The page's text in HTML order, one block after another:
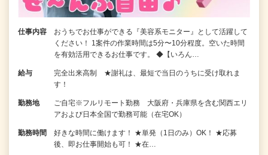
仕事内容
おうちでお仕事ができる『美容系モニター』として活躍して
ください！ 1案件の作業時間は5分〜10分程度。空いた時間
を有効活用できるお仕事です。 ◆【いろん…
給与
完全出来高制 ★謝礼は、最短で当日のうちに受け取れま
す！
勤務地
ご自宅※フルリモート勤務 大阪府・兵庫県を含む関西エリ
アおよび日本全国で勤務可能（在宅OK）
勤務時間
好きな時間に働けます！ ★単発（1日のみ）OK！ ★応募
後、即お仕事開始も可！ ★在…